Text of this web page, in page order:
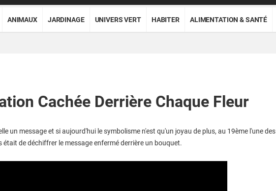
ANIMAUX JARDINAGE UNIVERS VERT HABITER ALIMENTATION & SANTÉ
Cachée Derrière Chaque Fleur
un message et si aujourd'hui le symbolisme n'est qu'un joyau de plus, au 19ème l'une des
était de déchiffrer le message enfermé derrière un bouquet.